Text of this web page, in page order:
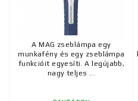
A MAG zseblámpa egy
munkafény és egy zseblámpa
funkcióit egyesíti. A legújabb,
nagy teljes ...